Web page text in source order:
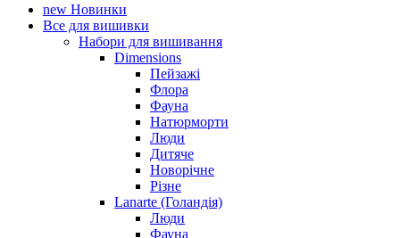
new Новинки
Все для вишивки
Набори для вишивання
Dimensions
Пейзажі
Флора
Фауна
Натюрморти
Люди
Дитяче
Новорічне
Різне
Lanarte (Голандія)
Люди
Фауна